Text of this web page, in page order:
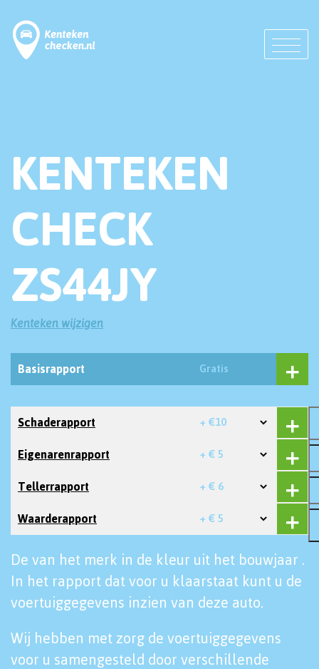
KENTEKEN
CHECK
ZS44JY
Kenteken wijzigen
Basisrapport Gratis
Schaderapport + €10
Eigenarenrapport + € 5
Tellerrapport + € 6
Waarderapport + € 5
De van het merk in de kleur uit het bouwjaar .
In het rapport dat voor u klaarstaat kunt u de
voertuiggegevens inzien van deze auto.
Wij hebben met zorg de voertuiggegevens
voor u samengesteld door verschillende